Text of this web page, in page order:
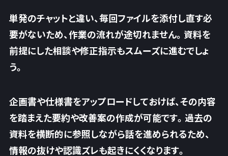
単発のチャットと違い、毎回ファイルを添付し直す必
要がないため、作業の流れが途切れません。資料を
前提にした相談や修正指示もスムーズに進むでしょ
う。
企画書や仕様書をアップロードしておけば、その内容
を踏まえた要約や改善案の作成が可能です。 過去の
資料を横断的に参照しながら話を進められるため、
情報の抜けや認識ズレも起きにくくなります。